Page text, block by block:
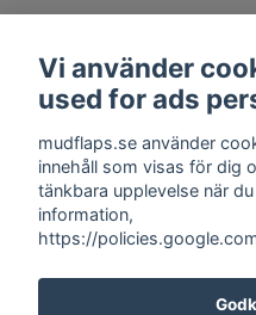
Kundtjänst
Sociala medier
Vi använder
used for ads
mudflaps.se använder
innehåll som visas för dig
tänkbara upplevelse när
information,
https://